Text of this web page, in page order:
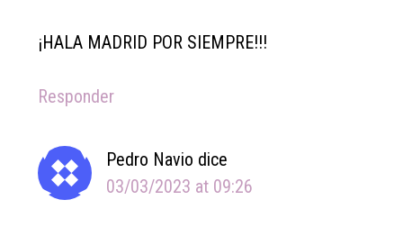
¡HALA MADRID POR SIEMPRE!!!
Responder
Pedro Navio dice
03/03/2023 at 09:26